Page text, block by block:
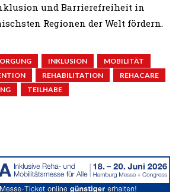
und Barrierefreiheit in
Regionen der Welt fördern.
INKLUSION
MOBILITÄT
REHABILITATION
REHACARE
TEILHABE